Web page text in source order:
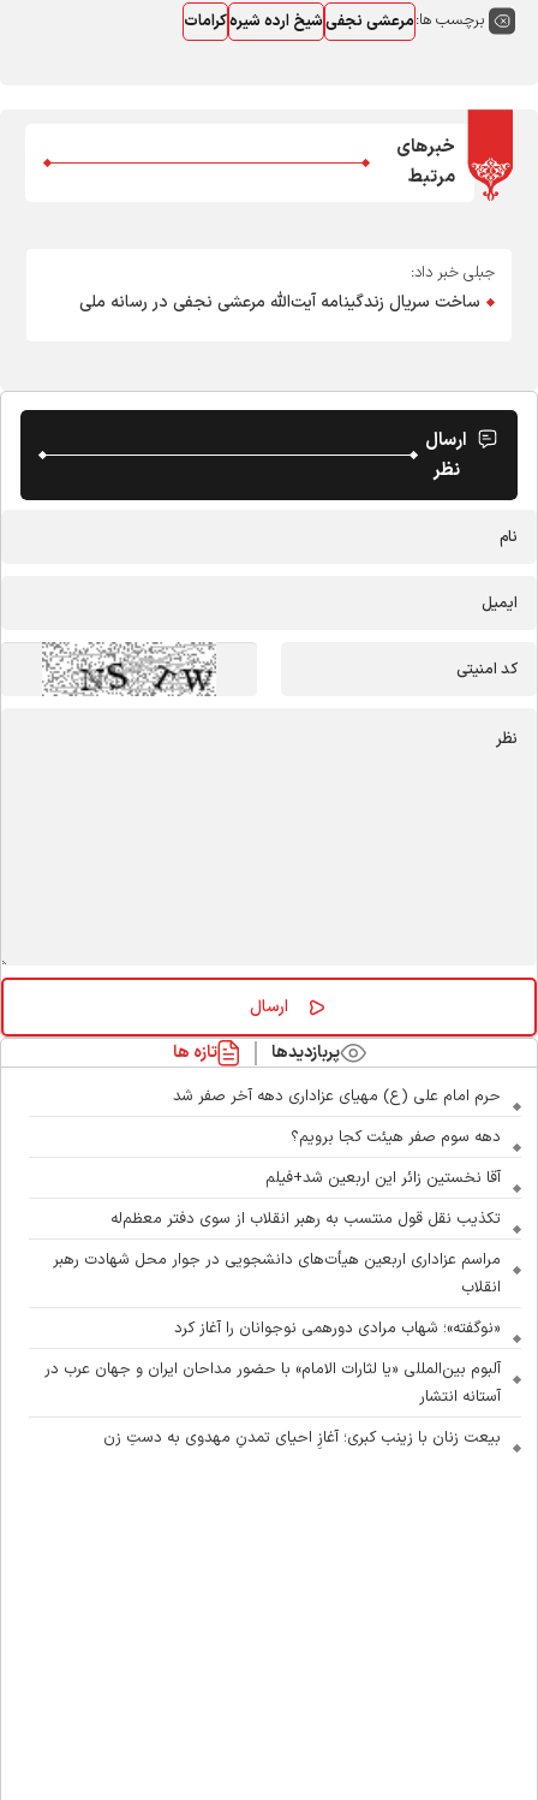
برچسب ها:مرعشی نجفیشیخ ارده شیرهکرامات
خبرهای
مرتبط
جبلی خبر داد:
ساخت سریال زندگینامه آیت‌الله مرعشی نجفی در رسانه ملی
ارسال
نظر
پربازدیدها تازه ها
حرم امام علی (ع) مهیای عزاداری دهه آخر صفر شد
دهه سوم صفر هیئت کجا برویم؟
آقا نخستین زائر این اربعین شد+فیلم
تکذیب نقل قول منتسب به رهبر انقلاب از سوی دفتر معظم‌له
مراسم عزاداری اربعین هیأت‌های دانشجویی در جوار محل شهادت رهبر
انقلاب
«نوگفته»؛ شهاب مرادی دورهمی نوجوانان را آغاز کرد
آلبوم بین‌المللی «یا لثارات الامام» با حضور مداحان ایران و جهان عرب در
آستانه انتشار
بیعت زنان با زینب کبری؛ آغازِ احیای تمدنِ مهدوی به دستِ زن